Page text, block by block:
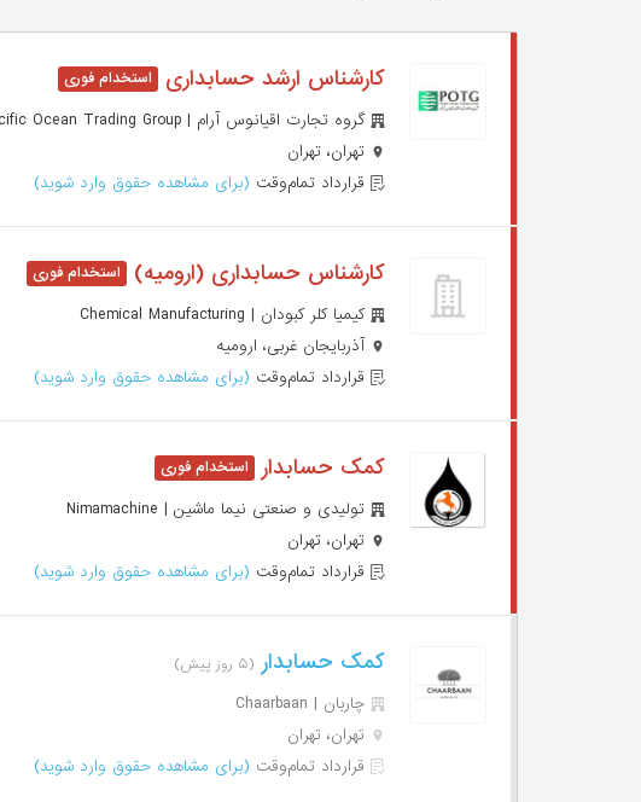
کارشناس ارشد حسابداری
گروه تجارت اقیانوس آرام | Pacific Ocean Trading Group
تهران، تهران
قرارداد تمام‌وقت (برای مشاهده حقوق وارد شوید)
کارشناس حسابداری (ارومیه)
کیمیا کلر کبودان | Chemical Manufacturing
آذربایجان غربی، ارومیه
قرارداد تمام‌وقت (برای مشاهده حقوق وارد شوید)
کمک حسابدار
تولیدی و صنعتی نیما ماشین | Nimamachine
تهران، تهران
قرارداد تمام‌وقت (برای مشاهده حقوق وارد شوید)
کمک حسابدار (۵ روز پیش)
چاربان | Chaarbaan
تهران، تهران
قرارداد تمام‌وقت (برای مشاهده حقوق وارد شوید)